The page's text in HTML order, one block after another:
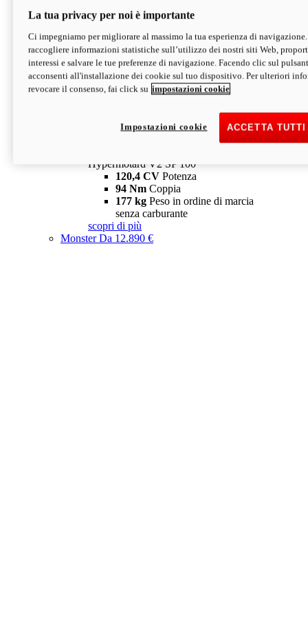
V2 SP
Hypermotard V2 SP
120,4 CVPotenza
94 NmCoppia
177 kgPeso in ordine di marcia
senza carburante
Depotenziata 35 kW: 18.890 € i
configura scopri di più
Hypermotard V2 SP 100
120,4 CV Potenza
94 Nm Coppia
177 kg Peso in ordine di marcia
senza carburante
scopri di più
MonsterDa 12.890 €
La tua privacy per noi è importante
Ci impegniamo per migliorare al massimo la tua esperienza di
raccogliere informazioni statistiche sull’utilizzo dei nostri siti Web,
interessi e salvare le tue preferenze di navigazione. Facendo clic sul
acconsenti all'installazione dei cookie sul tuo dispositivo. Per ulteriori
revocare il consenso, fai click su impostazioni cookie
ACCETTA
Impostazioni cookie